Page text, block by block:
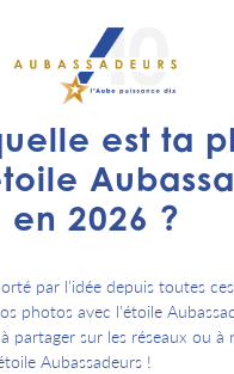
est ta
en 2026 ?
par l'idée depuis toutes
photos avec l'étoile
partager sur les réseaux ou à
Aubassadeurs !